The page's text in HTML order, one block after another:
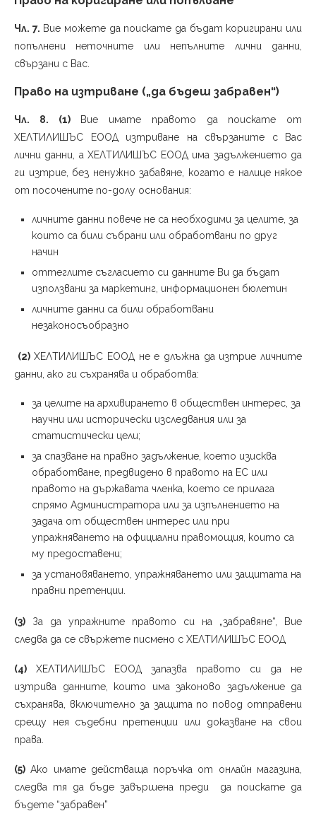
Чл. 7. Вие можете да поискате да бъдат коригирани или
попълнени неточните или непълните лични данни,
свързани с Вас.
Право на изтриване („да бъдеш забравен“)
Чл. 8. (1)Вие имате правото да поискате от
ХЕЛТИЛИШЪС ЕООД изтриване на свързаните с Вас
лични данни, а ХЕЛТИЛИШЪС ЕООД има задължението да
ги изтрие, без ненужно забавяне, когато е налице някое
от посочените по-долу основания:
личните данни повече не са необходими за целите, за
които са били събрани или обработвани по друг
начин
оттеглите съгласието си данните Ви да бъдат
използвани за маркетинг, информационен бюлетин
личните данни са били обработвани
незаконосъобразно
(2)ХЕЛТИЛИШЪС ЕООД не е длъжна да изтрие личните
данни, ако ги съхранява и обработва:
за целите на архивирането в обществен интерес, за
научни или исторически изследвания или за
статистически цели;
за спазване на правно задължение, което изисква
обработване, предвидено в правото на ЕС или
правото на държавата членка, което се прилага
спрямо Администратора или за изпълнението на
задача от обществен интерес или при
упражняването на официални правомощия, които са
му предоставени;
за установяването, упражняването или защитата на
правни претенции.
(3) За да упражните правото си на „забравяне“, Вие
следва да се свържете писмено с ХЕЛТИЛИШЪС ЕООД
(4) ХЕЛТИЛИШЪС ЕООД запазва правото си да не
изтрива данните, които има законово задължение да
съхранява, включително за защита по повод отправени
срещу нея съдебни претенции или доказване на свои
права.
(5) Ако имате действаща поръчка от онлайн магазина,
следва тя да бъде завършена преди да поискате да
бъдете “забравен”